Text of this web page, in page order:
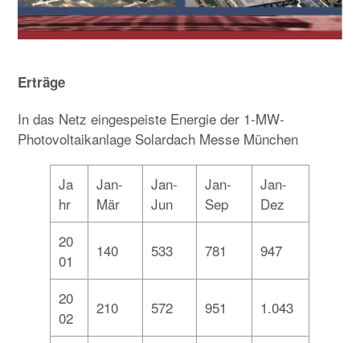
Erträge
In das Netz eingespeiste Energie der 1-MW-
Photovoltaikanlage Solardach Messe München
Ja
hr
Jan-
Mär
Jan-
Jun
Jan-
Sep
Jan-
Dez
20
01
140 533 781 947
20
02
210 572 951 1.043